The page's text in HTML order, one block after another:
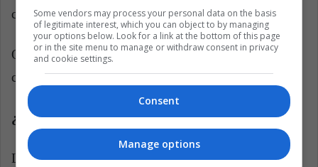
cupos)
OFC: Campeonato femenino Sub-17 de la OFC (1
cupo)
¿Qué más debe saber sobre Uruguay 2018?
La mascota oficial del evento es un capibara llamada
Some vendors may process your personal data on the basis
of legitimate interest, which you can object to by managing
your options below. Look for a link at the bottom of this page
or in the site menu to manage or withdraw consent in privacy
and cookie settings.
Consent
Manage options